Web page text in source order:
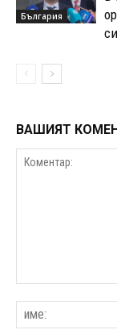
България
ВАШИЯТ